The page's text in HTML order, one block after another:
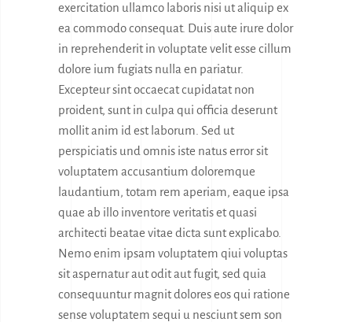
exercitation ullamco laboris nisi ut aliquip ex
ea commodo consequat. Duis aute irure dolor
in reprehenderit in voluptate velit esse cillum
dolore ium fugiats nulla en pariatur.
Excepteur sint occaecat cupidatat non
proident, sunt in culpa qui officia deserunt
mollit anim id est laborum. Sed ut
perspiciatis und omnis iste natus error sit
voluptatem accusantium doloremque
laudantium, totam rem aperiam, eaque ipsa
quae ab illo inventore veritatis et quasi
architecti beatae vitae dicta sunt explicabo.
Nemo enim ipsam voluptatem qiui voluptas
sit aspernatur aut odit aut fugit, sed quia
consequuntur magnit dolores eos qui ratione
sense voluptatem sequi u nesciunt sem son